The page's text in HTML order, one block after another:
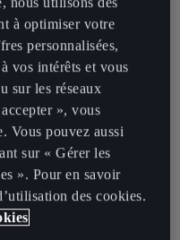
(ELV)
des ressources limitées de
d’honneur à les utiliser de
de nos priorités est
circulaire : pour qu’à la
mis éliminé, mais qu’il soit
gestion environnementale
trois phases : elle
à optimiser votre
personnalisées,
vos intérêts et vous
sur les réseaux
», vous
Vous pouvez aussi
sur « Gérer les
». Pour en savoir
des cookies.